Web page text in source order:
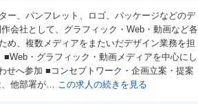
ー、パンフレット、ロゴ、パッケージなどのデ
会社として、グラフィック・Web・動画など各
め、複数メディアをまたいだデザイン業務を担
・グラフィック・動画メディアを中心にし
せへ参加 ■コンセプトワーク・企画立案・提案
他部署が… この求人の続きを見る